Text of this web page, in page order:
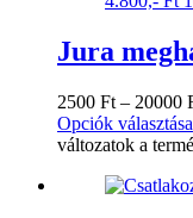
Jura
2500 Ft – 20000
Opciók választása
változatok a